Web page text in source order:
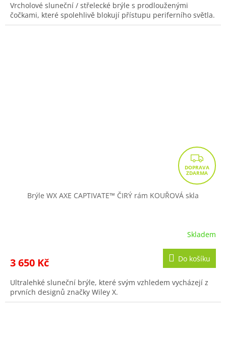
Vrcholové sluneční / střelecké brýle s prodlouženými
čočkami, které spolehlivě blokují přístupu periferního světla.
Z
D
A
Brýle WX AXE CAPTIVATE™ ČIRÝ rám KOUŘOVÁ skla
Skladem
3 650 Kč Do košíku
Ultralehké sluneční brýle, které svým vzhledem vycházejí z
prvních designů značky Wiley X.